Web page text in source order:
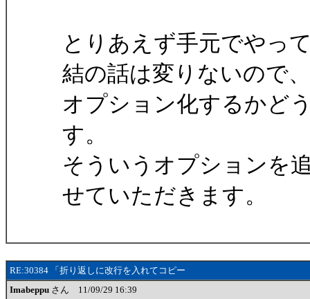
とりあえず手元でやっ
結の話は変りないので、
オプション化するかど
す。
そういうオプションを
せていただきます。
RE:30384 「折り返しに改行を入れてコピー
Imabeppu さん 11/09/29 16:39